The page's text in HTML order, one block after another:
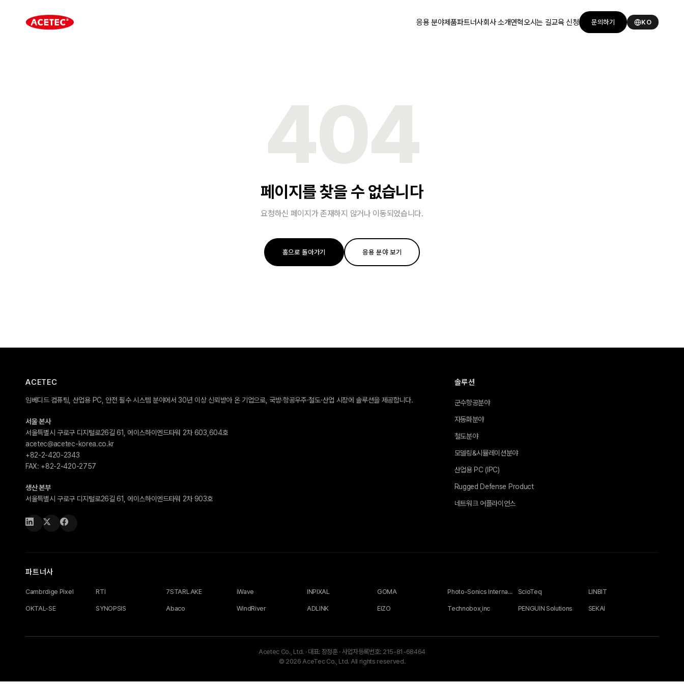
응용 분야제품파트너사회사 소개연혁오시는 길교육 신청 문의하기 KO
404
페이지를 찾을 수 없습니다
요청하신 페이지가 존재하지 않거나 이동되었습니다.
홈으로 돌아가기 응용 분야 보기
ACETEC
임베디드 컴퓨팅, 산업용 PC, 안전 필수 시스템 분야에서 30년 이상 신뢰받아 온 기업으로, 국방·항공우주·철도·산업 시장에 솔루션을 제공합니다.
서울 본사
서울특별시 구로구 디지털로26길 61, 에이스하이엔드타워 2차 603,604호
acetec@acetec-korea.co.kr
+82-2-420-2343
FAX: +82-2-420-2757
생산 본부
서울특별시 구로구 디지털로26길 61, 에이스하이엔드타워 2차 903호
솔루션
군수항공분야
자동화분야
철도분야
모델링&시뮬레이션분야
산업용 PC (IPC)
Rugged Defense Product
네트워크 어플라이언스
파트너사
Cambrdige Pixel RTI 7STARLAKE iWave INPIXAL GOMA Photo-Sonics International Ltd ScioTeq LINBIT
OKTAL-SE SYNOPSIS Abaco WindRiver ADLINK EIZO Technobox,inc PENGUIN Solutions SEKAI
Acetec Co., Ltd.· 대표: 장정훈· 사업자등록번호: 215-81-68464
© 2026 AceTec Co., Ltd. All rights reserved.